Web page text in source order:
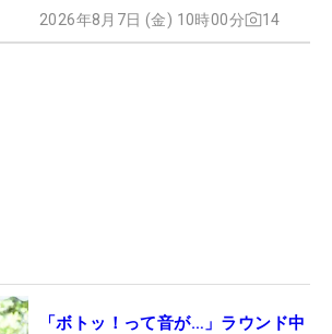
2026年8月7日 (金) 10時00分 14
「ボトッ！って音が…」ラウンド中